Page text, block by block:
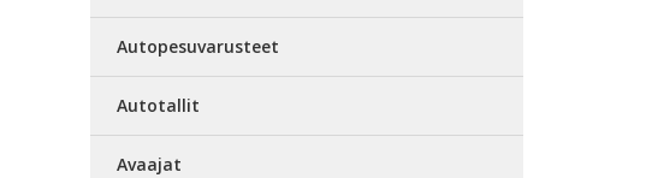
Autopesuvarusteet
Autotallit
Avaajat